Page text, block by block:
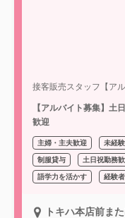
接客販売スタッフ【ア
【アルバイト募集】土
歓迎
主婦・主夫歓迎 未経
制服貸与 土日祝勤務
語学力を活かす 経験
トキハ本店前ま